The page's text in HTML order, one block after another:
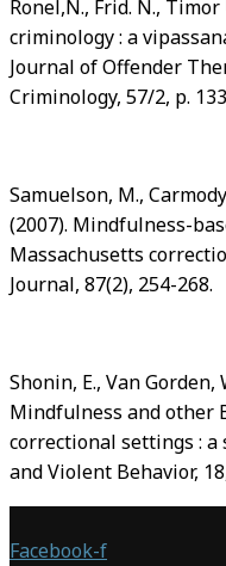
Ronel,N., Frid. N.,
criminology : a
Journal of Offender
Criminology, 57/2, p.
Samuelson, M.,
(2007). Mindfulness-
Massachusetts
Journal, 87(2), 254-268.
Shonin, E., Van Gorden,
Mindfulness and other
correctional settings : a
and Violent Behavior,
Facebook-f